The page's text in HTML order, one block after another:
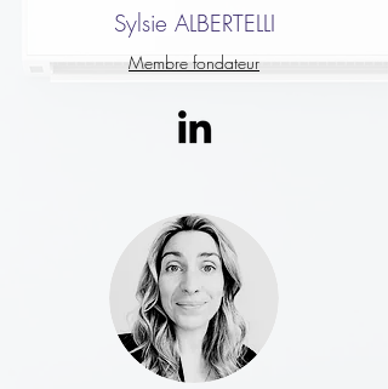
Sylsie ALBERTELLI
Membre fondateur